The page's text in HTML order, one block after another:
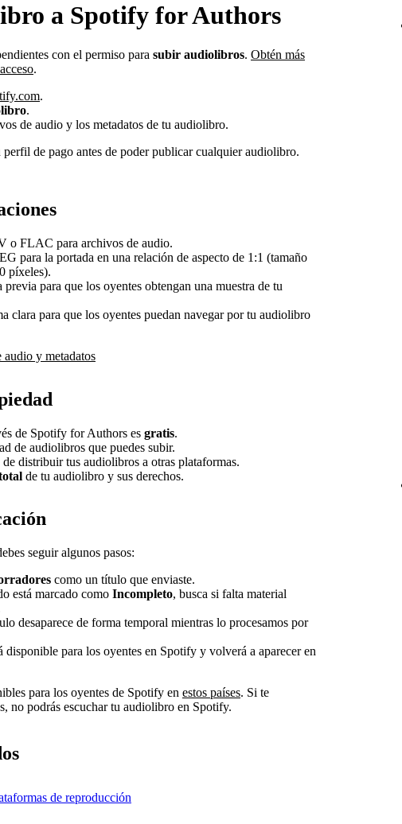
a Spotify for Authors
con el permiso para subir audiolibros. Obtén más
.
.
.
de audio y los metadatos de tu audiolibro.
perfil de pago antes de poder publicar cualquier audiolibro.
o FLAC para archivos de audio.
para la portada en una relación de aspecto de 1:1 (tamaño
píxeles).
para que los oyentes obtengan una muestra de tu
clara para que los oyentes puedan navegar por tu audiolibro
audio y metadatos
de Spotify for Authors es gratis.
de audiolibros que puedes subir.
de distribuir tus audiolibros a otras plataformas.
de tu audiolibro y sus derechos.
seguir algunos pasos:
como un título que enviaste.
está marcado como Incompleto, busca si falta material
desaparece de forma temporal mientras lo procesamos por
disponible para los oyentes en Spotify y volverá a aparecer en
para los oyentes de Spotify en estos países. Si te
no podrás escuchar tu audiolibro en Spotify.
de reproducción